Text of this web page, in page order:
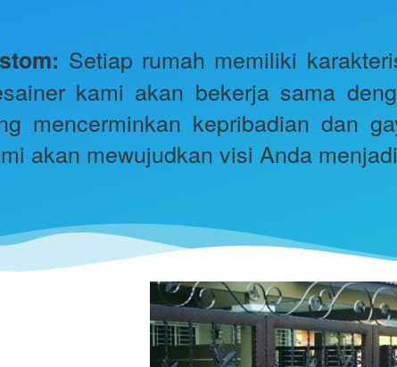
Setiap rumah memiliki
kami akan bekerja sama
mencerminkan kepribadian dan
akan mewujudkan visi Anda